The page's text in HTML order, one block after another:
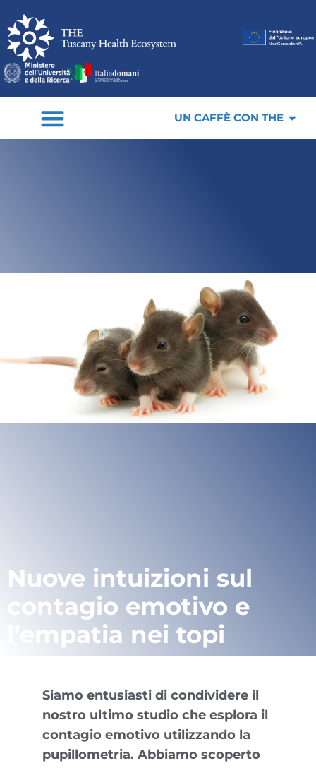
UN CAFFÈ CON THE
Nuove intuizioni sul
contagio emotivo e
l’empatia nei topi
Siamo entusiasti di condividere il
nostro ultimo studio che esplora il
contagio emotivo utilizzando la
pupillometria. Abbiamo scoperto